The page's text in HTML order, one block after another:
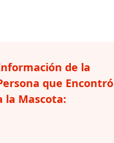
de la
que Encontró
la Mascota: